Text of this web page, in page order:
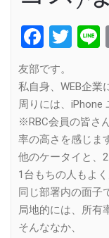
友部です。
私自身、WEB企業
周りには、iPhone
※RBC会員の皆さ
率の高さを感じま
他のケータイと、
1台もちの人もよく
同じ部署内の面子
局地的には、所有
そんななか、